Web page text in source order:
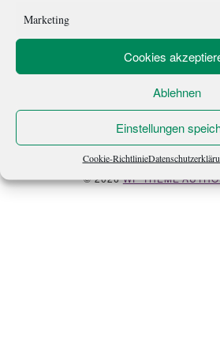
Marketing
Cookies
Ablehnen
Einstellungen
Cookie-Richtlinie
ÜBER MICH
DATENSCHUTZ·COOKIE-
© 2026WP THEME